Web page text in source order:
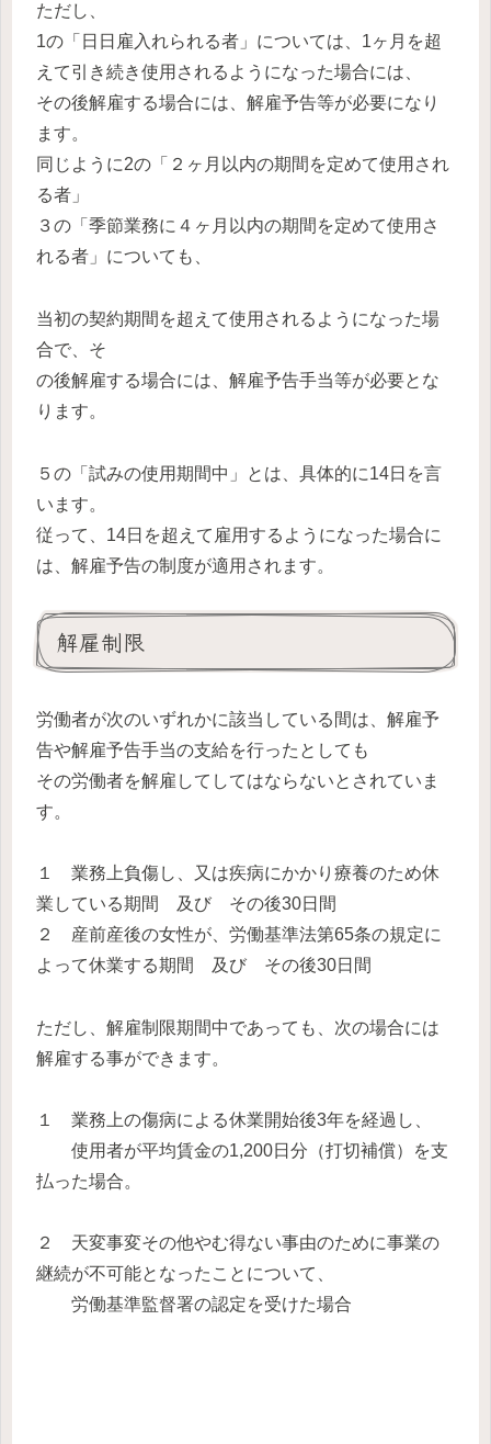
ただし、
1の「日日雇入れられる者」については、1ヶ月を超
えて引き続き使用されるようになった場合には、
その後解雇する場合には、解雇予告等が必要になり
ます。
同じように2の「２ヶ月以内の期間を定めて使用され
る者」
３の「季節業務に４ヶ月以内の期間を定めて使用さ
れる者」についても、
当初の契約期間を超えて使用されるようになった場
合で、そ
の後解雇する場合には、解雇予告手当等が必要とな
ります。
５の「試みの使用期間中」とは、具体的に14日を言
います。
従って、14日を超えて雇用するようになった場合に
は、解雇予告の制度が適用されます。
解雇制限
労働者が次のいずれかに該当している間は、解雇予
告や解雇予告手当の支給を行ったとしても
その労働者を解雇してしてはならないとされていま
す。
１ 業務上負傷し、又は疾病にかかり療養のため休
業している期間 及び その後30日間
２ 産前産後の女性が、労働基準法第65条の規定に
よって休業する期間 及び その後30日間
ただし、解雇制限期間中であっても、次の場合には
解雇する事ができます。
１ 業務上の傷病による休業開始後3年を経過し、
使用者が平均賃金の1,200日分（打切補償）を支
払った場合。
２ 天変事変その他やむ得ない事由のために事業の
継続が不可能となったことについて、
労働基準監督署の認定を受けた場合